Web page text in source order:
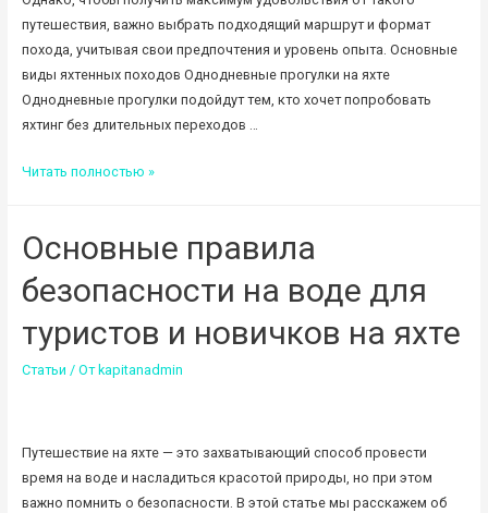
путешествия, важно выбрать подходящий маршрут и формат
похода, учитывая свои предпочтения и уровень опыта. Основные
виды яхтенных походов Однодневные прогулки на яхте
Однодневные прогулки подойдут тем, кто хочет попробовать
яхтинг без длительных переходов …
Как
на
советы
начинающих
и
Читать полностью »
Основные правила
безопасности на воде для
туристов и новичков на яхте
Статьи / От kapitanadmin
Путешествие на яхте — это захватывающий способ провести
время на воде и насладиться красотой природы, но при этом
важно помнить о безопасности. В этой статье мы расскажем об